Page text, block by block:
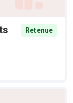
Retenue